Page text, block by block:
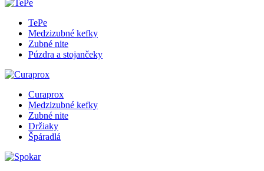
TePe
Medzizubné kefky
Zubné nite
Púzdra a stojančeky
Curaprox
Medzizubné kefky
Zubné nite
Držiaky
Špáradlá